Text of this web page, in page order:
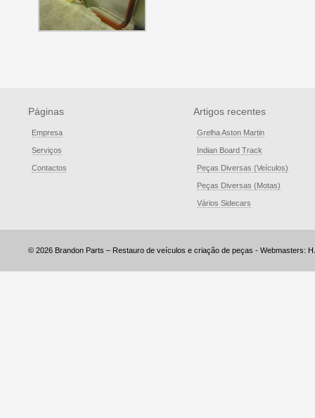
Páginas
Empresa
Serviços
Contactos
Artigos recentes
Grelha Aston Martin
Indian Board Track
Peças Diversas (Veículos)
Peças Diversas (Motas)
Vários Sidecars
© 2026 Brandon Parts – Restauro de veículos e criação de peças - Webmasters: